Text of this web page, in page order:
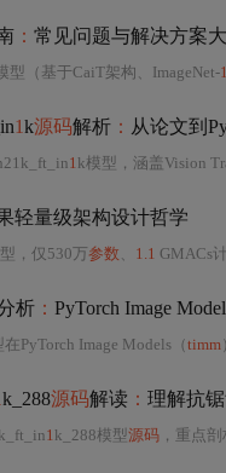
： 常见问题与解决方案
型（基于CaiT架构、ImageNet-
1k源码解析 ： 从论文到
1k模型，涵盖Vision Transformer架构设计（16×16图像分块
轻量级架构设计哲学
，仅530万参数 、 1.1 GMACs
析 ： PyTorch Image
PyTorch Image Models（timm
k_288源码解读 ： 理解抗
1k_288模型源码 ，重点剖析抗锯齿卷